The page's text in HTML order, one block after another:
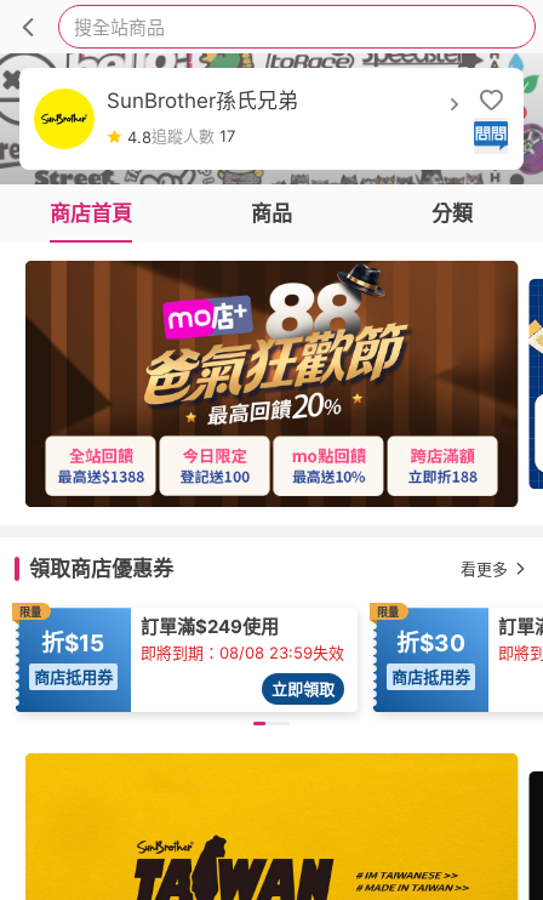
搜全站商品
SunBrother孫氏兄弟
4.8追蹤人數 17
商店首頁 商品 分類
領取商店優惠券 看更多
限量
折$15
商店抵用券
訂單滿$249使用
即將到期：08/08 23:59失效
立即領取
限量
折$30
商店抵用券
訂單
即將